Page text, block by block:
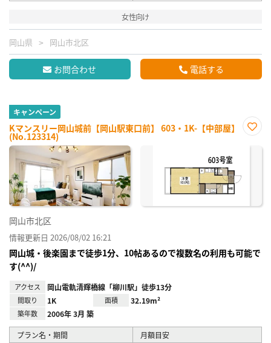
女性向け
岡山県 岡山市北区
お問合わせ 電話する
キャンペーン
Kマンスリー岡山城前【岡山駅東口前】 603・1K-【中部屋】
(No.123314)
に入
岡山市北区
情報更新日 2026/08/02 16:21
岡山城・後楽園まで徒歩1分、10帖あるので複数名の利用も可能で
す(^^)/
アクセス 岡山電軌清輝橋線「柳川駅」徒歩13分
間取り 1K 面積 32.19m²
築年数 2006年 3月 築
プラン名・期間 月額目安